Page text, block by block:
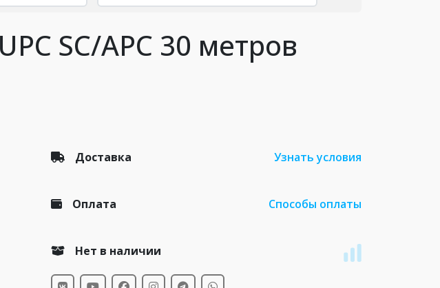
SC/APC 30 метров
Доставка Узнать условия
Оплата Способы оплаты
Нет в наличии